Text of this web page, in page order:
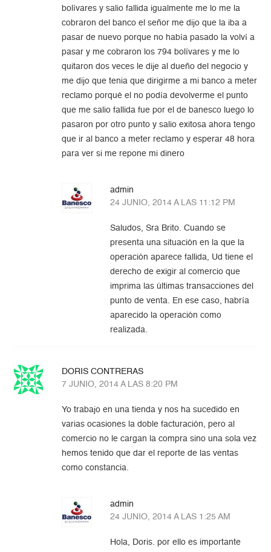
bolívares y salio fallida igualmente me lo me la
cobraron del banco el señor me dijo que la iba a
pasar de nuevo porque no había pasado la volví a
pasar y me cobraron los 794 bolívares y me lo
quitaron dos veces le dije al dueño del negocio y
me dijo que tenia que dirigirme a mi banco a meter
reclamo porqué el no podía devolverme el punto
que me salio fallida fue por el de banesco luego lo
pasaron por otro punto y salio exitosa ahora tengo
que ir al banco a meter reclamo y esperar 48 hora
para ver si me repone mi dinero
admin
24 JUNIO, 2014 A LAS 11:12 PM
Saludos, Sra Brito. Cuando se
presenta una situación en la que la
operación aparece fallida, Ud tiene el
derecho de exigir al comercio que
imprima las últimas transacciones del
punto de venta. En ese caso, habría
aparecido la operación como
realizada.
DORIS CONTRERAS
7 JUNIO, 2014 A LAS 8:20 PM
Yo trabajo en una tienda y nos ha sucedido en
varias ocasiones la doble facturación, pero al
comercio no le cargan la compra sino una sola vez
hemos tenido que dar el reporte de las ventas
como constancia.
admin
24 JUNIO, 2014 A LAS 1:25 AM
Hola, Doris. por ello es importante